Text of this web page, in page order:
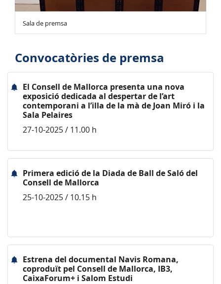
Sala de premsa
Convocatòries de premsa
El Consell de Mallorca presenta una nova
exposició dedicada al despertar de l’art
contemporani a l’illa de la mà de Joan Miró i la
Sala Pelaires
27-10-2025 / 11.00 h
Primera edició de la Diada de Ball de Saló del
Consell de Mallorca
25-10-2025 / 10.15 h
Estrena del documental Navis Romana,
coproduït pel Consell de Mallorca, IB3,
CaixaForum+ i Salom Estudi